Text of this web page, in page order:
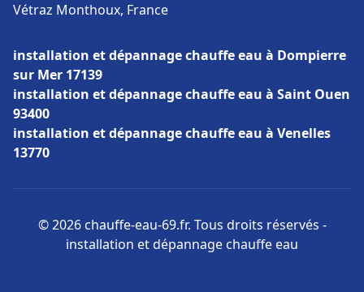
Vétraz Monthoux, France
installation et dépannage chauffe eau à Dompierre
sur Mer 17139
installation et dépannage chauffe eau à Saint Ouen
93400
installation et dépannage chauffe eau à Venelles
13770
© 2026 chauffe-eau-69.fr. Tous droits réservés -
installation et dépannage chauffe eau